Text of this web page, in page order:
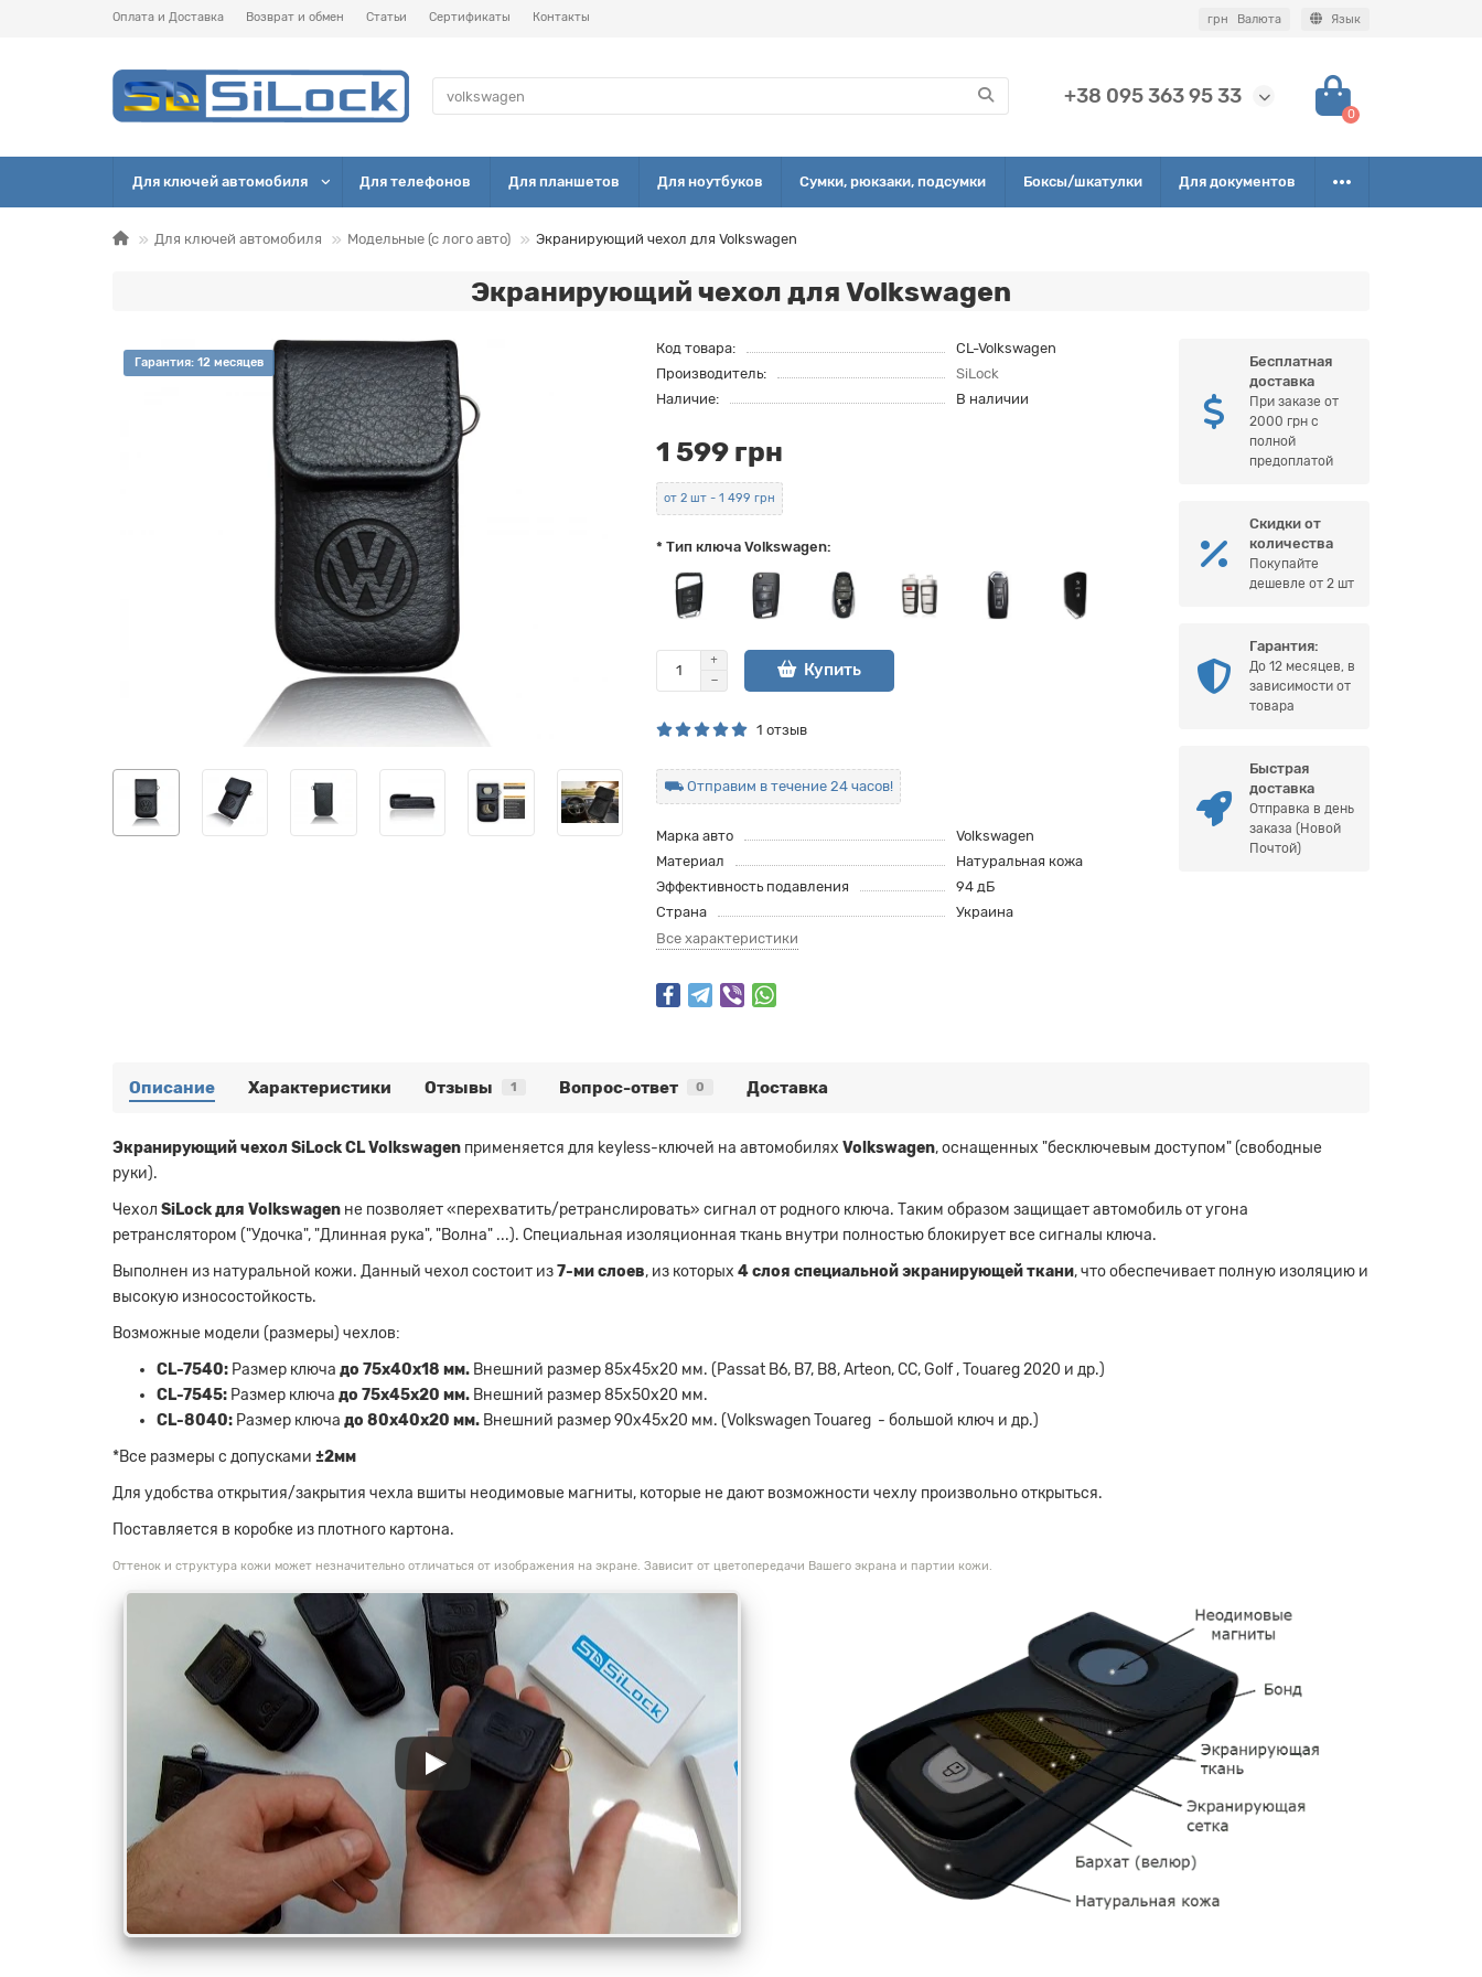
Оплата и Доставка Возврат и обмен Статьи Сертификаты Контакты грн Валюта Язык
+38 095 363 95 33
0
Для ключей автомобиля Для телефонов Для планшетов Для ноутбуков Сумки, рюкзаки, подсумки Боксы/шкатулки Для документов
Для ключей автомобиля Модельные (с лого авто) Экранирующий чехол для Volkswagen
Экранирующий чехол для Volkswagen
Гарантия: 12 месяцев
Код товара:
CL-Volkswagen
Производитель:
SiLock
Наличие:
В наличии
1 599 грн
от 2 шт - 1 499 грн
* Тип ключа Volkswagen:
Купить
1 отзыв
⛟ Отправим в течение 24 часов!
Марка авто
Volkswagen
Материал
Натуральная кожа
Эффективность подавления
94 дБ
Страна
Украина
Все характеристики
Бесплатная
доставка
При заказе от
2000 грн с
полной
предоплатой
Скидки от
количества
Покупайте
дешевле от 2 шт
Гарантия:
До 12 месяцев, в
зависимости от
товара
Быстрая
доставка
Отправка в день
заказа (Новой
Почтой)
Описание Характеристики Отзывы 1 Вопрос-ответ 0 Доставка
Экранирующий чехол SiLock CL Volkswagen применяется для keyless-ключей на автомобилях Volkswagen, оснащенных "бесключевым доступом" (свободные
руки).
Чехол SiLock для Volkswagen не позволяет «перехватить/ретранслировать» сигнал от родного ключа. Таким образом защищает автомобиль от угона
ретранслятором ("Удочка", "Длинная рука", "Волна" ...). Специальная изоляционная ткань внутри полностью блокирует все сигналы ключа.
Выполнен из натуральной кожи. Данный чехол состоит из7-ми слоев, из которых 4 слоя специальной экранирующей ткани, что обеспечивает полную изоляцию и
высокую износостойкость.
Возможные модели (размеры) чехлов:
CL-7540: Размер ключа до 75х40х18 мм. Внешний размер 85х45х20 мм. (Passat B6, B7, B8, Arteon, CC, Golf , Touareg 2020 и др.)
CL-7545: Размер ключа до 75х45х20 мм. Внешний размер 85х50х20 мм.
CL-8040: Размер ключа до 80х40х20 мм. Внешний размер 90х45х20 мм. (Volkswagen Touareg - большой ключ и др.)
*Все размеры с допусками ±2мм
Для удобства открытия/закрытия чехла вшиты неодимовые магниты, которые не дают возможности чехлу произвольно открыться.
Поставляется в коробке из плотного картона.
Оттенок и структура кожи может незначительно отличаться от изображения на экране. Зависит от цветопередачи Вашего экрана и партии кожи.